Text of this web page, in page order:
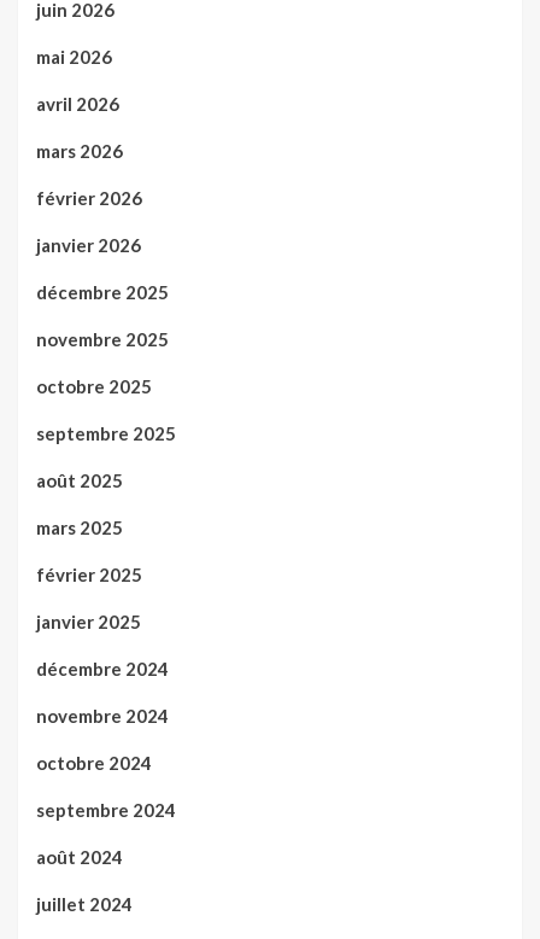
juin 2026
mai 2026
avril 2026
mars 2026
février 2026
janvier 2026
décembre 2025
novembre 2025
octobre 2025
septembre 2025
août 2025
mars 2025
février 2025
janvier 2025
décembre 2024
novembre 2024
octobre 2024
septembre 2024
août 2024
juillet 2024